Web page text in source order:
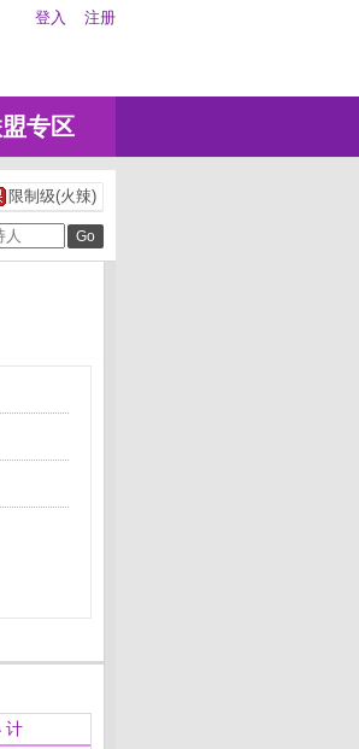
登入 注册
专区
限制级(火辣)
计